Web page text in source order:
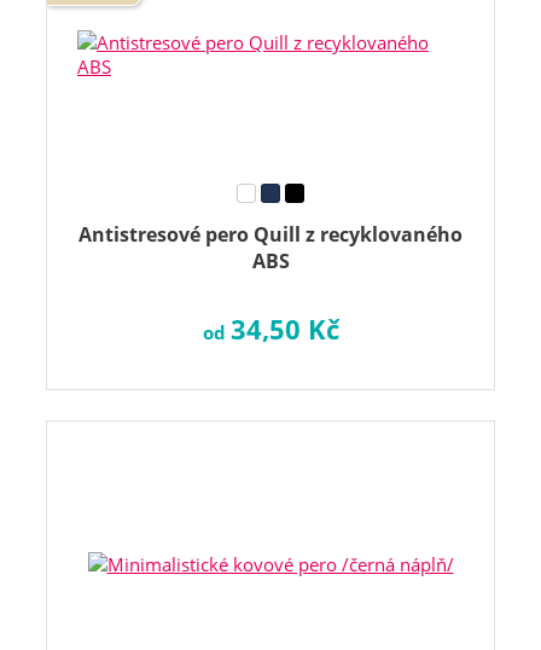
Antistresové pero Quill z recyklovaného
ABS
od 34,50 Kč